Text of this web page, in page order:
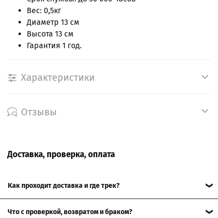
Вес: 0,5кг
Диаметр 13 см
Высота 13 см
Гарантия 1 год.
Характеристики
Отзывы
Доставка, проверка, оплата
Как проходит доставка и где трек?
пришлём трек-номер, чтобы отслеживать посылку. Сроки
Что с проверкой, возвратом и браком?